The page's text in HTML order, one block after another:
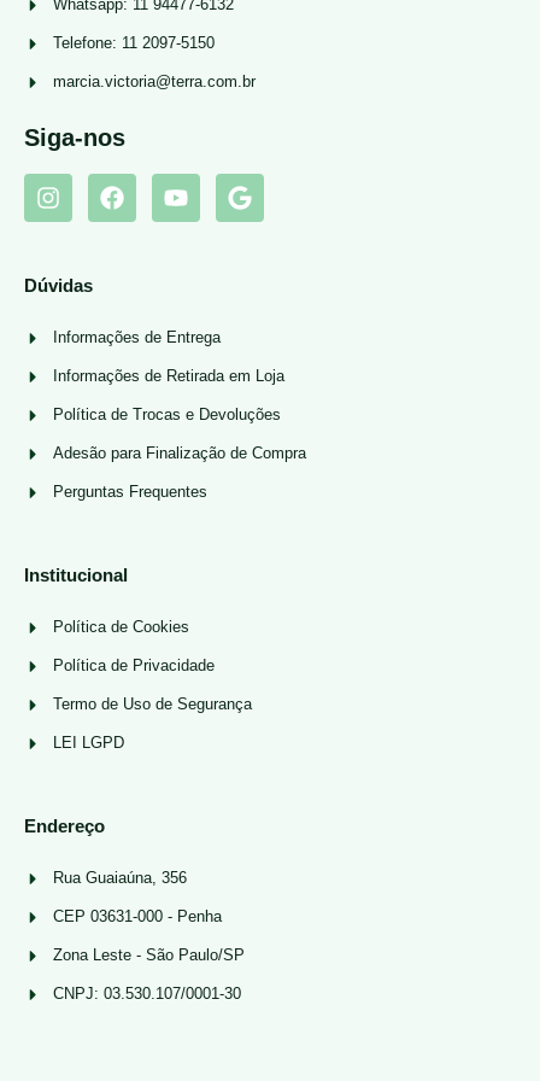
Whatsapp: 11 94477-6132
Telefone: 11 2097-5150
marcia.victoria@terra.com.br
Siga-nos
Dúvidas
Informações de Entrega
Informações de Retirada em Loja
Política de Trocas e Devoluções
Adesão para Finalização de Compra
Perguntas Frequentes
Institucional
Política de Cookies
Política de Privacidade
Termo de Uso de Segurança
LEI LGPD
Endereço
Rua Guaiaúna, 356
CEP 03631-000 - Penha
Zona Leste - São Paulo/SP
CNPJ: 03.530.107/0001-30